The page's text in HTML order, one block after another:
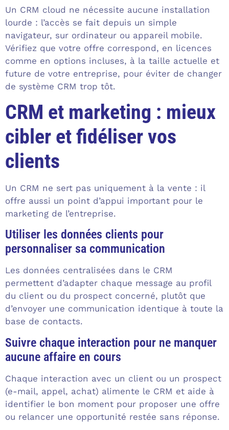
Un CRM cloud ne nécessite aucune installation
lourde : l’accès se fait depuis un simple
navigateur, sur ordinateur ou appareil mobile.
Vérifiez que votre offre correspond, en licences
comme en options incluses, à la taille actuelle et
future de votre entreprise, pour éviter de changer
de système CRM trop tôt.
CRM et marketing : mieux
cibler et fidéliser vos
clients
Un CRM ne sert pas uniquement à la vente : il
offre aussi un point d’appui important pour le
marketing de l’entreprise.
Utiliser les données clients pour
personnaliser sa communication
Les données centralisées dans le CRM
permettent d’adapter chaque message au profil
du client ou du prospect concerné, plutôt que
d’envoyer une communication identique à toute la
base de contacts.
Suivre chaque interaction pour ne manquer
aucune affaire en cours
Chaque interaction avec un client ou un prospect
(e-mail, appel, achat) alimente le CRM et aide à
identifier le bon moment pour proposer une offre
ou relancer une opportunité restée sans réponse.